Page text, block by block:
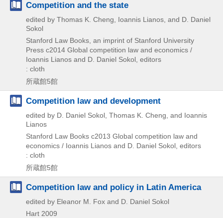
Competition and the state
edited by Thomas K. Cheng, Ioannis Lianos, and D. Daniel
Sokol
Stanford Law Books, an imprint of Stanford University
Press c2014 Global competition law and economics /
Ioannis Lianos and D. Daniel Sokol, editors
: cloth
所蔵館5館
Competition law and development
edited by D. Daniel Sokol, Thomas K. Cheng, and Ioannis
Lianos
Stanford Law Books c2013 Global competition law and
economics / Ioannis Lianos and D. Daniel Sokol, editors
: cloth
所蔵館5館
Competition law and policy in Latin America
edited by Eleanor M. Fox and D. Daniel Sokol
Hart 2009